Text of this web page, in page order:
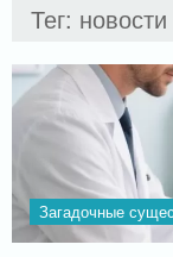
Тег: новости
Загадочные